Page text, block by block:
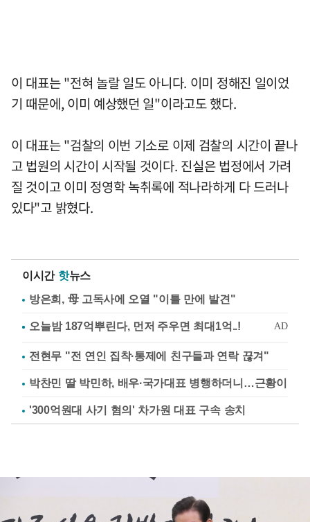
이 대표는 "전혀 놀랄 일도 아니다. 이미 정해진 일이었
기 때문에, 이미 예상했던 일"이라고도 했다.
이 대표는 "검찰의 이번 기소로 이제 검찰의 시간이 끝나
고 법원의 시간이 시작될 것이다. 진실은 법정에서 가려
질 것이고 이미 정영학 녹취록에 적나라하게 다 드러나
있다"고 밝혔다.
이시간 핫뉴스
방은희, 母 고독사에 오열 "이틀 만에 발견"
전현무 "전 연인 집착·통제에 친구들과 연락 끊겨"
박찬민 딸 박민하, 배우·국가대표 병행하더니…근황이
'300억원대 사기 혐의' 차가원 대표 구속 송치